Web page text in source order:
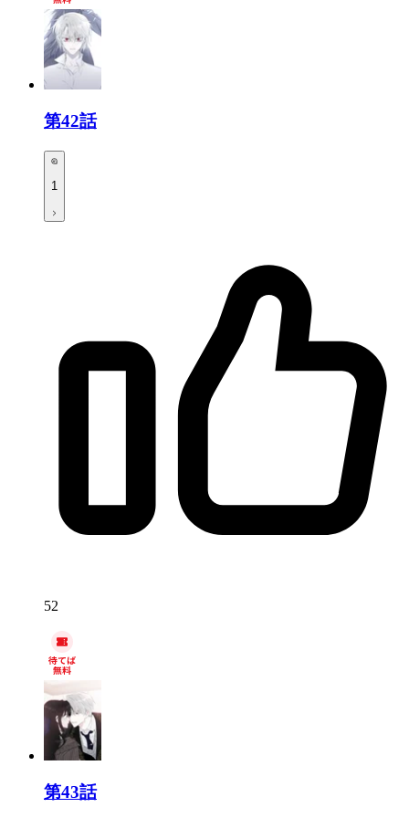
第42話
1
52
第43話